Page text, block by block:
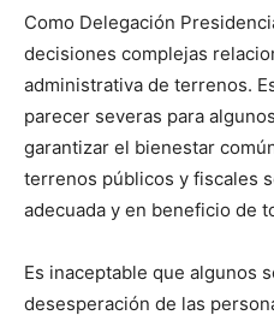
Como Delegación
decisiones complejas
administrativa de terrenos.
parecer severas para
garantizar el bienestar
terrenos públicos y fiscales
adecuada y en beneficio de
Es inaceptable que algunos
desesperación de las